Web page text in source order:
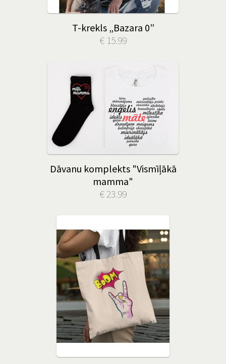
T-krekls „Bazara 0”
€ 15.99
Dāvanu komplekts "Vismīļākā
mamma"
€ 23.99